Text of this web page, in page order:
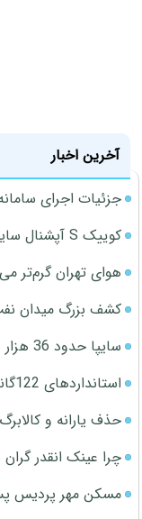
آخرین اخبار
جزئیات اجرای
کوییک S آپشنال سایپا به بازار می‌آید
هوای تهران گرم‌تر
کشف بزرگ میدان
سایپا حدود 36 هزار دستگاه از تعهدات خود را کاهش داد
استانداردهای 122گانه خودرو از مهر 1406 اجرا می‌شود
حذف یارانه و
چرا عینک انقدر
مسکن مهر پردیس پس از ۱۷ سال هنوز